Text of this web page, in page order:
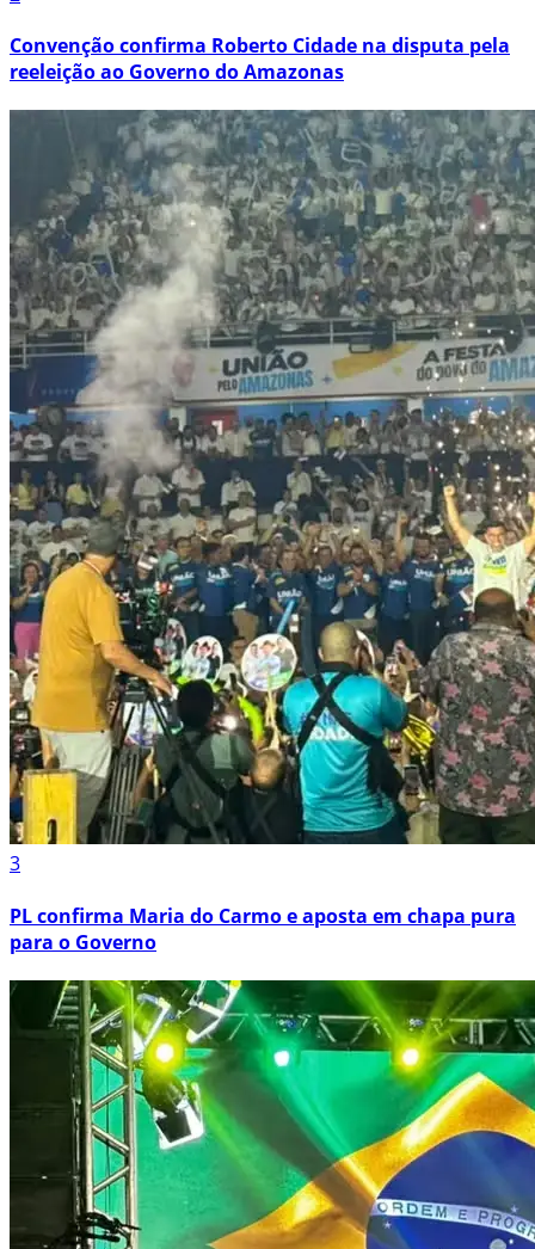
Convenção confirma Roberto Cidade na disputa pela
reeleição ao Governo do Amazonas
3
PL confirma Maria do Carmo e aposta em chapa pura
para o Governo